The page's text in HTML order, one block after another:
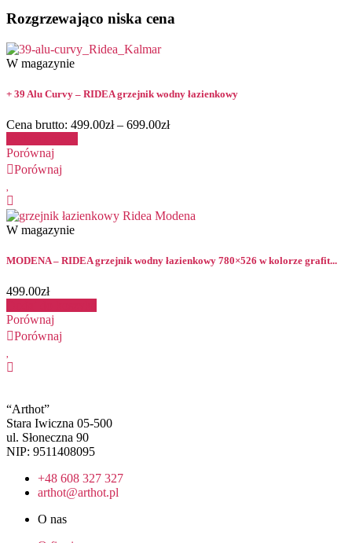
Rozgrzewająco niska cena
W magazynie
+ 39 Alu Curvy – RIDEA grzejnik wodny łazienkowy
Cena brutto: 499.00zł– 699.00zł
Porównaj
Porównaj
W magazynie
MODENA – RIDEA grzejnik wodny łazienkowy 780×526 w kolorze grafit...
499.00zł
Porównaj
Porównaj
“Arthot”
Stara Iwiczna 05-500
ul. Słoneczna 90
NIP: 9511408095
+48 608 327 327
arthot@arthot.pl
O nas